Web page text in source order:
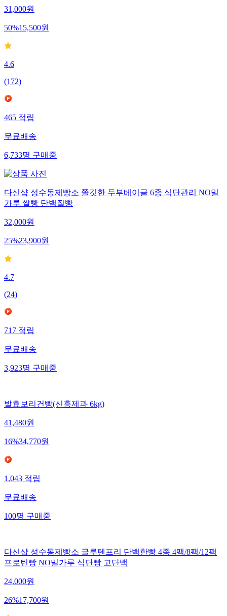
31,000원
50%15,500원
4.6
(172)
465적립
무료배송
6,733명구매중
다신샵 성수동제빵소 쫄깃한 두부베이글 6종 식단관리 NO밀
가루 쌀빵 단백질빵
32,000원
25%23,900원
4.7
(24)
717적립
무료배송
3,923명구매중
발효보리건빵(신흥제과 6kg)
41,480원
16%34,770원
1,043적립
무료배송
100명구매중
다신샵 성수동제빵소 글루텐프리 단백한빵 4종 4팩/8팩/12팩
프로틴빵 NO밀가루 식단빵 고단백
24,000원
26%17,700원